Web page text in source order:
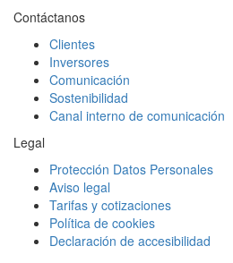
Contáctanos
Clientes
Inversores
Comunicación
Sostenibilidad
Canal interno de comunicación
Legal
Protección Datos Personales
Aviso legal
Tarifas y cotizaciones
Política de cookies
Declaración de accesibilidad